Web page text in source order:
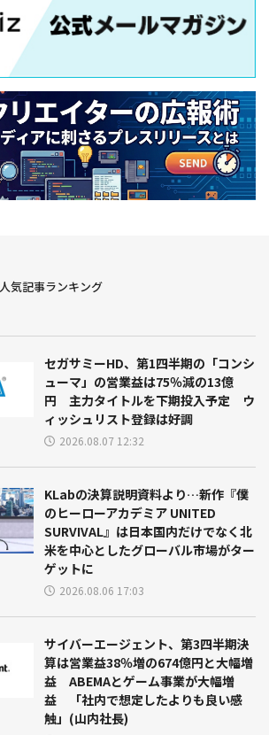
人気記事ランキング
セガサミーHD、第1四半期の「コンシ
ューマ」の営業益は75％減の13億
円 主力タイトルを下期投入予定 ウ
ィッシュリスト登録は好調
2026.08.07 12:32
KLabの決算説明資料より…新作『僕
のヒーローアカデミア UNITED
SURVIVAL』は日本国内だけでなく北
米を中心としたグローバル市場がター
ゲットに
2026.08.06 17:03
サイバーエージェント、第3四半期決
算は営業益38％増の674億円と大幅増
益 ABEMAとゲーム事業が大幅増
益 「社内で想定したよりも良い感
触」(山内社長)